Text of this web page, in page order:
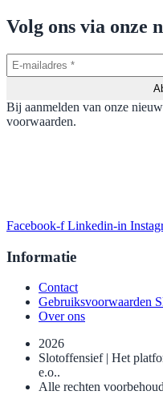
Volg ons via onze
Bij aanmelden van onze
voorwaarden.
Facebook-f Linkedin-in
Informatie
Contact
Gebruiksvoorwaarden
Over ons
2026
Slotoffensief | Het
e.o..
Alle rechten